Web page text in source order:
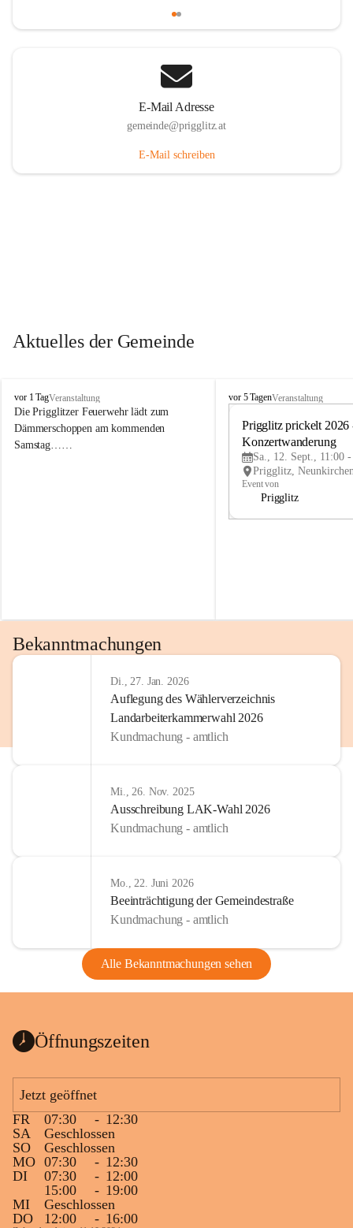
E-Mail Adresse
gemeinde@prigglitz.at
E-Mail schreiben
Aktuelles der Gemeinde
P
r
i
g
vor 1 TagVeranstaltung
Die Prigglitzer Feuerwehr lädt zum
Dämmerschoppen am kommenden
Samstag……
P
vor 5 TagenVeranstaltung
Prigglitz prickelt 2026
Konzertwanderung
Sa., 12. Sept., 11:00
Event von
Prigglitz
Bekanntmachungen
Di., 27. Jan. 2026
Auflegung des Wählerverzeichnis
Landarbeiterkammerwahl 2026
Kundmachung - amtlich
Mi., 26. Nov. 2025
Ausschreibung LAK-Wahl 2026
Kundmachung - amtlich
Mo., 22. Juni 2026
Beeinträchtigung der Gemeindestraße
Kundmachung - amtlich
Alle Bekanntmachungen sehen
Öffnungszeiten
Jetzt geöffnet
FR
07:30 - 12:30
SA
Geschlossen
SO
Geschlossen
MO 07:30 - 12:30
DI
07:30 - 12:00
15:00
- 19:00
MI
Geschlossen
DO
12:00 - 16:00